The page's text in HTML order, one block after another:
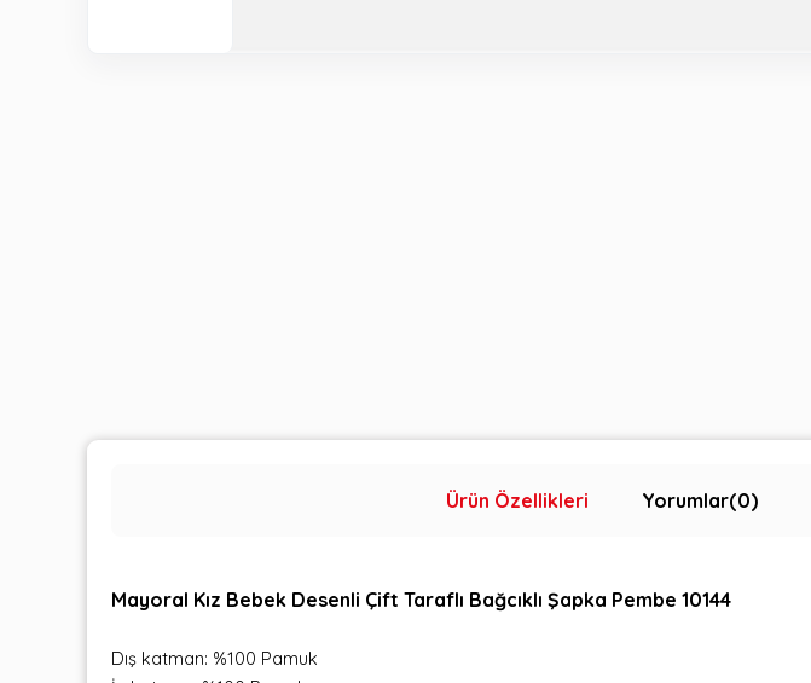
Ürün Özellikleri Yorumlar(0)
Mayoral Kız Bebek Desenli Çift Taraflı Bağcıklı Şapka Pembe 10144
Dış katman: %100 Pamuk